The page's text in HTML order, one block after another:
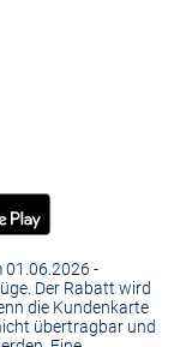
01.06.2026 -
Der Rabatt wird
die Kundenkarte
übertragbar und